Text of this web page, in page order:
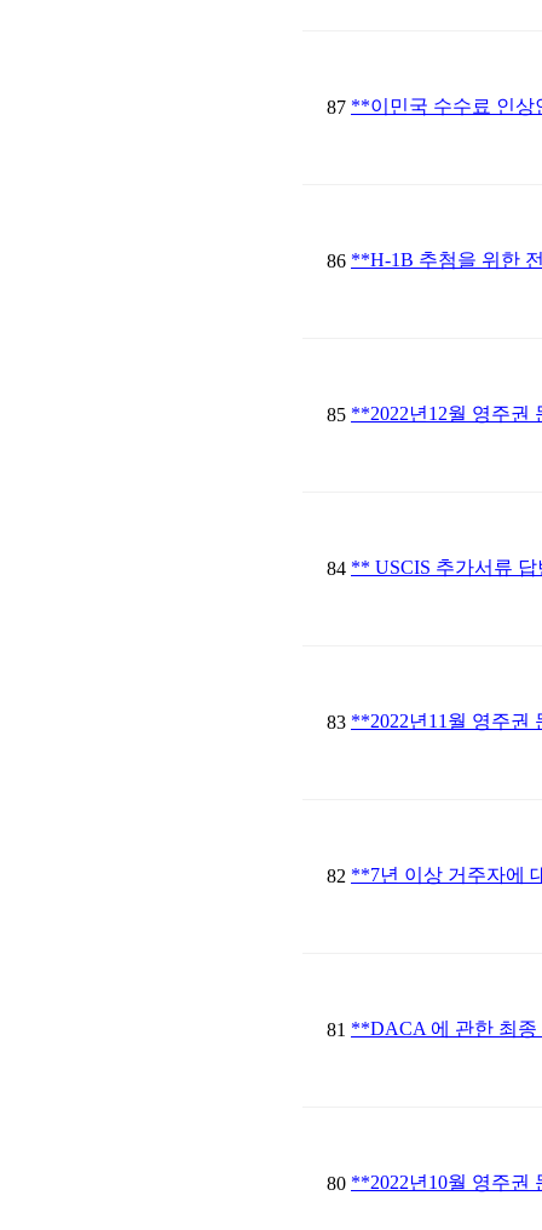
87 **이민국 수수료 인상
86 **H-1B 추첨을 위한
85 **2022년12월 영주권
84 ** USCIS 추가서류
83 **2022년11월 영주권
82 **7년 이상 거주자에
81 **DACA 에 관한 최
80 **2022년10월 영주권